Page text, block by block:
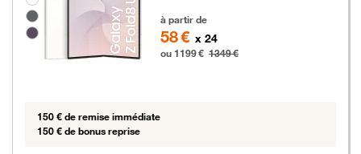
à partir de
58 € x 24
ou 1199 € 1349 €
150 € de remise immédiate
150 € de bonus reprise